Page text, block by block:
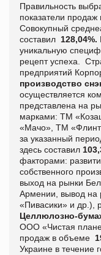
Правильность
показатели продаж
Совокупный
составил 128,04%.
уникальную
рецепт успеха.
предприятий
производство
осуществляется
представлена на
марками: ТМ
«Мачо», ТМ
за указанный
здесь составил
факторами:
собственного
выход на рынки
Армении, вывод на
«Пивасики» и др.),
Целлюлозно-
ООО «Чистая
продаж в объеме
Украине в течение